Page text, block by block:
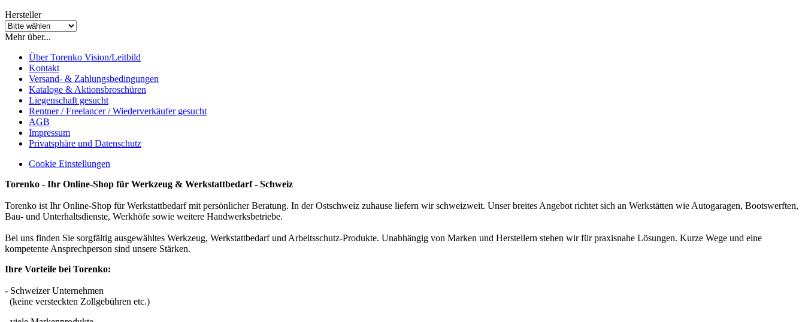
Hersteller
Mehr über...
Über Torenko Vision/Leitbild
Kontakt
Versand- & Zahlungsbedingungen
Kataloge & Aktionsbroschüren
Liegenschaft gesucht
Rentner / Freelancer / Wiederverkäufer gesucht
AGB
Impressum
Privatsphäre und Datenschutz
Cookie Einstellungen
Torenko - Ihr Online-Shop für Werkzeug & Werkstattbedarf - Schweiz
Torenko ist Ihr Online-Shop für Werkstattbedarf mit persönlicher Beratung. In der Ostschweiz zuhause liefern wir schweizweit. Unser breites Angebot richtet sich an Werkstätten wie Autogaragen, Bootswerften,
Bau- und Unterhaltsdienste, Werkhöfe sowie weitere Handwerksbetriebe.
Bei uns finden Sie sorgfältig ausgewähltes Werkzeug, Werkstattbedarf und Arbeitsschutz-Produkte. Unabhängig von Marken und Herstellern stehen wir für praxisnahe Lösungen. Kurze Wege und eine
kompetente Ansprechperson sind unsere Stärken.
Ihre Vorteile bei Torenko:
- Schweizer Unternehmen
(keine versteckten Zollgebühren etc.)